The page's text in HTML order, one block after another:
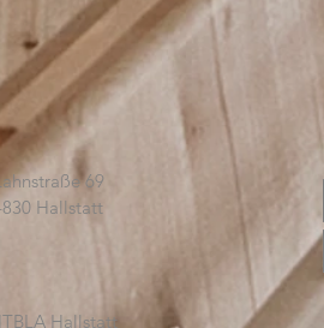
69
Hallstatt
Hallstatt